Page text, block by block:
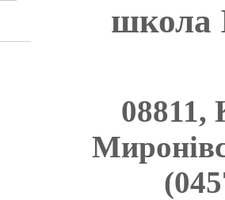
школа
08811,